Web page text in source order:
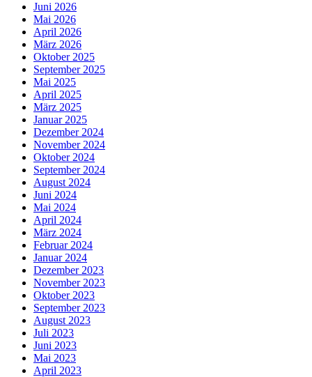
Juni 2026
Mai 2026
April 2026
März 2026
Oktober 2025
September 2025
Mai 2025
April 2025
März 2025
Januar 2025
Dezember 2024
November 2024
Oktober 2024
September 2024
August 2024
Juni 2024
Mai 2024
April 2024
März 2024
Februar 2024
Januar 2024
Dezember 2023
November 2023
Oktober 2023
September 2023
August 2023
Juli 2023
Juni 2023
Mai 2023
April 2023